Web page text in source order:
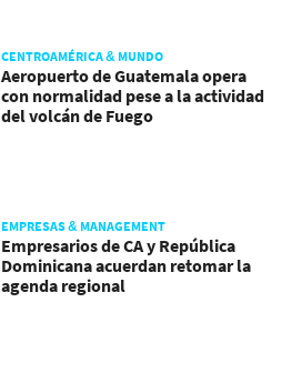
CENTROAMÉRICA & MUNDO
Aeropuerto de Guatemala opera
con normalidad pese a la actividad
del volcán de Fuego
EMPRESAS & MANAGEMENT
Empresarios de CA y República
Dominicana acuerdan retomar la
agenda regional